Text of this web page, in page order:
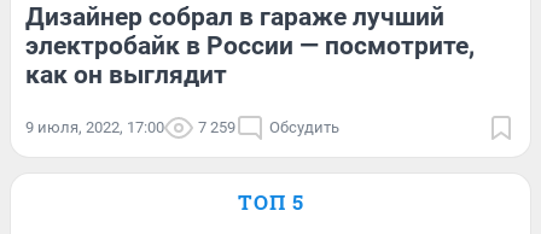
Дизайнер собрал в гараже лучший
электробайк в России — посмотрите,
как он выглядит
9 июля, 2022, 17:00 7 259 Обсудить
ТОП 5